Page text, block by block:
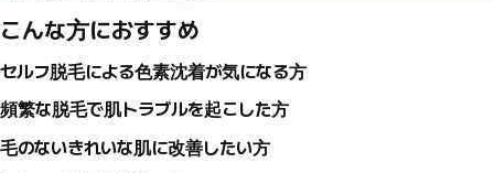
こんな方におすすめ
セルフ脱毛による色素沈着が気になる方
頻繁な脱毛で肌トラブルを起こした方
毛のないきれいな肌に改善したい方